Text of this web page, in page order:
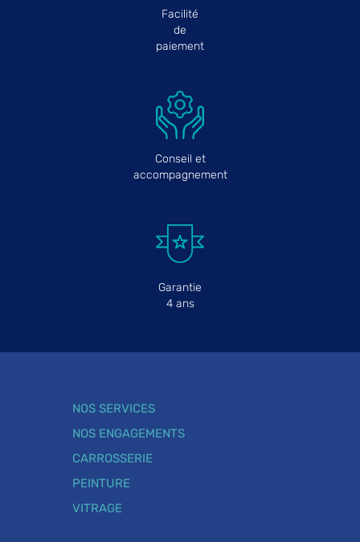
Facilité
de
paiement
Conseil et
accompagnement
Garantie
4 ans
NOS SERVICES
NOS ENGAGEMENTS
CARROSSERIE
PEINTURE
VITRAGE